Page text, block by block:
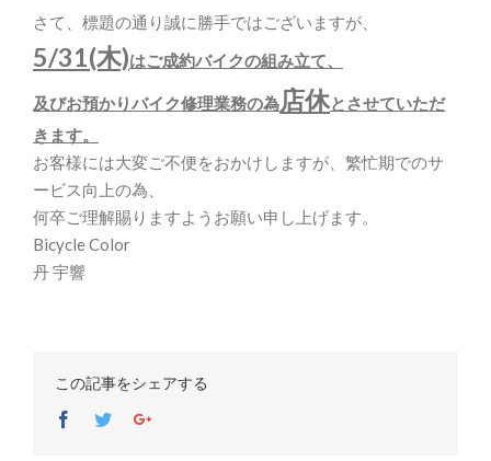
さて、標題の通り誠に勝手ではございますが、
5/31(木)はご成約バイクの組み立て、
及びお預かりバイク修理業務の為店休とさせていただ
きます。
お客様には大変ご不便をおかけしますが、繁忙期でのサ
ービス向上の為、
何卒ご理解賜りますようお願い申し上げます。
Bicycle Color
丹 宇響
この記事をシェアする
Facebook
TwitterGoogle+